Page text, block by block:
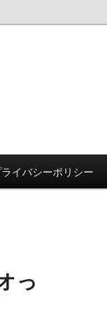
イバシーポリシー
っ